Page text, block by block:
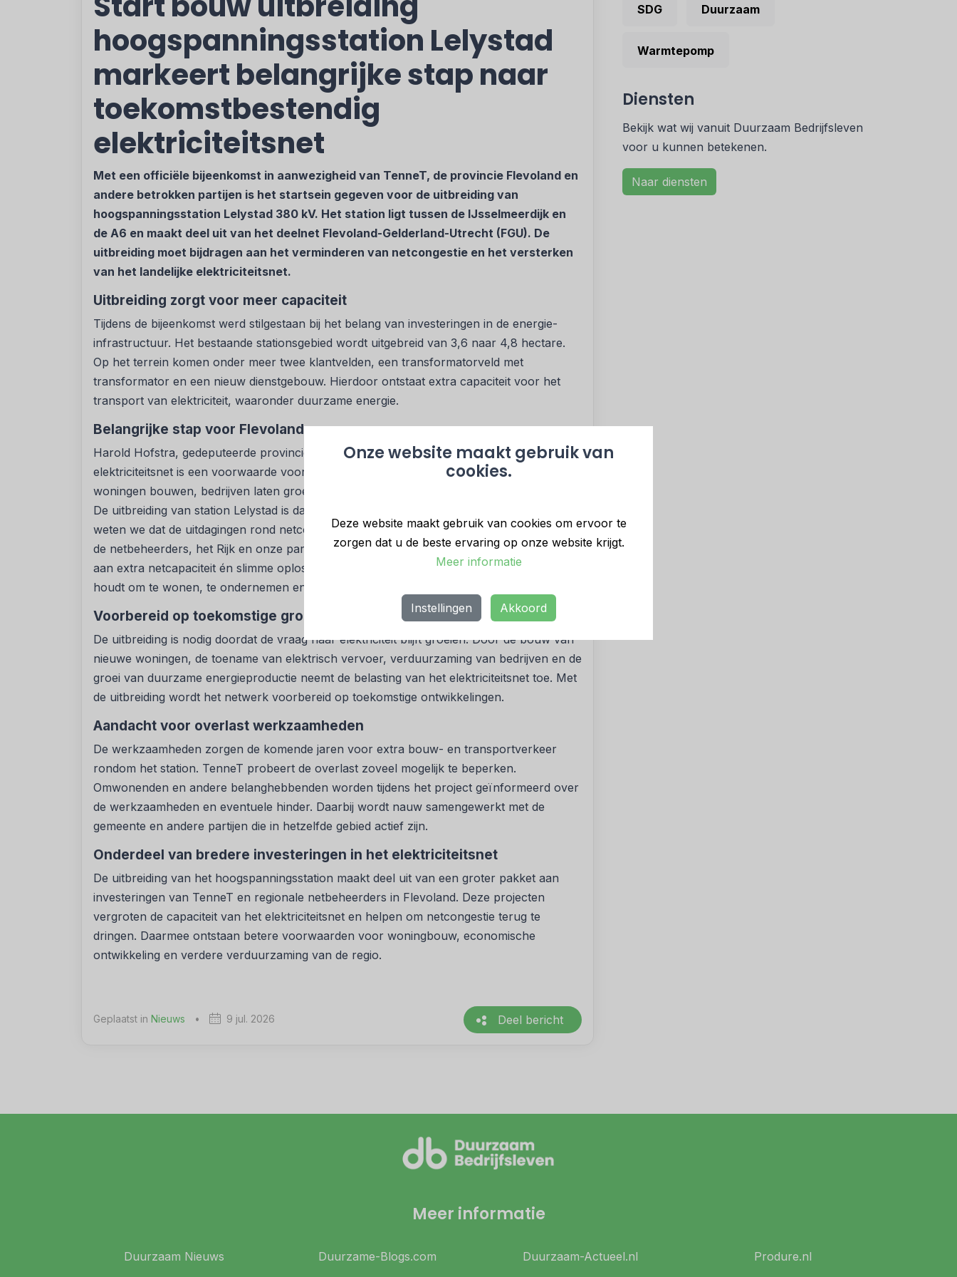
Onze website maakt gebruik van
cookies.
Deze website maakt gebruik van cookies om ervoor te
zorgen dat u de beste ervaring op onze website krijgt.
Meer informatie
Instellingen Akkoord
hoogspanningsstation Lelystad
markeert belangrijke stap naar
toekomstbestendig
elektriciteitsnet
Met een officiële bijeenkomst in aanwezigheid van TenneT, de provincie Flevoland en
andere betrokken partijen is het startsein gegeven voor de uitbreiding van
hoogspanningsstation Lelystad 380 kV. Het station ligt tussen de IJsselmeerdijk en
de A6 en maakt deel uit van het deelnet Flevoland-Gelderland-Utrecht (FGU). De
uitbreiding moet bijdragen aan het verminderen van netcongestie en het versterken
van het landelijke elektriciteitsnet.
Uitbreiding zorgt voor meer capaciteit
Tijdens de bijeenkomst werd stilgestaan bij het belang van investeringen in de energie-
infrastructuur. Het bestaande stationsgebied wordt uitgebreid van 3,6 naar 4,8 hectare.
Op het terrein komen onder meer twee klantvelden, een transformatorveld met
transformator en een nieuw dienstgebouw. Hierdoor ontstaat extra capaciteit voor het
transport van elektriciteit, waaronder duurzame energie.
Belangrijke stap voor Flevoland
Harold Hofstra, gedeputeerde provincie Flevoland: "Een sterk en betrouwbaar
elektriciteitsnet is een voorwaarde voor bijna alles wat we in Flevoland willen bereiken:
woningen bouwen, bedrijven laten groeien en onze energievoorziening verduurzamen.
De uitbreiding van station Lelystad is daarom een belangrijke stap vooruit. Tegelijkertijd
weten we dat de uitdagingen rond netcongestie nog niet zijn opgelost. Samen met TenneT,
de netbeheerders, het Rijk en onze partners in Utrecht en Gelderland blijven we werken
aan extra netcapaciteit én slimme oplossingen, zodat Flevoland ook in de toekomst ruimte
houdt om te wonen, te ondernemen en te verduurzamen."
Voorbereid op toekomstige groei
De uitbreiding is nodig doordat de vraag naar elektriciteit blijft groeien. Door de bouw van
nieuwe woningen, de toename van elektrisch vervoer, verduurzaming van bedrijven en de
groei van duurzame energieproductie neemt de belasting van het elektriciteitsnet toe. Met
de uitbreiding wordt het netwerk voorbereid op toekomstige ontwikkelingen.
Aandacht voor overlast werkzaamheden
De werkzaamheden zorgen de komende jaren voor extra bouw- en transportverkeer
rondom het station. TenneT probeert de overlast zoveel mogelijk te beperken.
Omwonenden en andere belanghebbenden worden tijdens het project geïnformeerd over
de werkzaamheden en eventuele hinder. Daarbij wordt nauw samengewerkt met de
gemeente en andere partijen die in hetzelfde gebied actief zijn.
Onderdeel van bredere investeringen in het elektriciteitsnet
De uitbreiding van het hoogspanningsstation maakt deel uit van een groter pakket aan
investeringen van TenneT en regionale netbeheerders in Flevoland. Deze projecten
vergroten de capaciteit van het elektriciteitsnet en helpen om netcongestie terug te
dringen. Daarmee ontstaan betere voorwaarden voor woningbouw, economische
ontwikkeling en verdere verduurzaming van de regio.
Geplaatst in Nieuws • 9 jul. 2026 Deel bericht
SDG Duurzaam
Warmtepomp
Diensten
Bekijk wat wij vanuit Duurzaam Bedrijfsleven
voor u kunnen betekenen.
Naar diensten
Meer informatie
Duurzaam Nieuws
Duurzame-Blogs.com
Duurzaam-Actueel.nl
Produre.nl